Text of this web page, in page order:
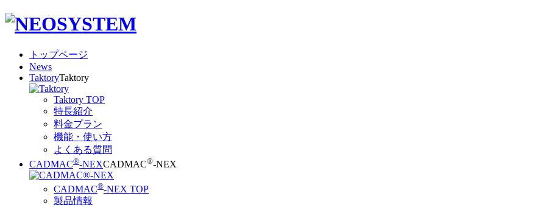
トップページ
News
TaktoryTaktory
Taktory TOP
特長紹介
料金プラン
機能・使い方
よくある質問
CADMAC®-NEXCADMAC®-NEX
CADMAC®-NEX TOP
製品情報